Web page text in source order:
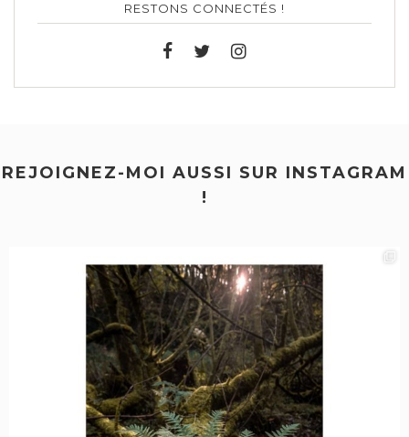
RESTONS CONNECTÉS !
REJOIGNEZ-MOI AUSSI SUR INSTAGRAM
!